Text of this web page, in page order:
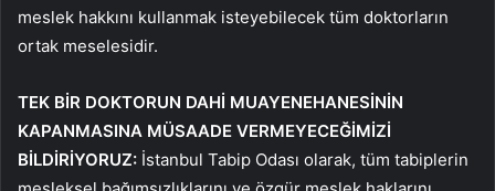
meslek hakkını kullanmak isteyebilecek tüm doktorların
ortak meselesidir.
TEK BİR DOKTORUN DAHİ MUAYENEHANESİNİN
KAPANMASINA MÜSAADE VERMEYECEĞİMİZİ
BİLDİRİYORUZ: İstanbul Tabip Odası olarak, tüm tabiplerin